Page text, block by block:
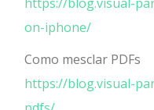
on-iphone/
Como mesclar PDFs
https://blog.visual-